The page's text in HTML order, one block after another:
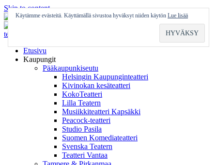
Skip to content
Etusivu
Kaupungit
Pääkaupunkiseutu
Helsingin Kaupunginteatteri
Kivinokan kesäteatteri
KokoTeatteri
Lilla Teatern
Musiikkiteatteri Kapsäkki
Peacock-teatteri
Studio Pasila
Suomen Komediateatteri
Svenska Teatern
Teatteri Vantaa
Käytämme evästeitä. Käyttämällä sivustoa hyväksyt niiden käytön Lue lisää